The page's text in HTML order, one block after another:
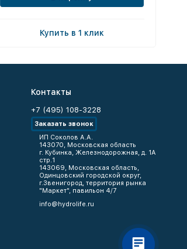
Купить в 1 клик
Контакты
+7 (495) 108-3228
Заказать звонок
ИП Соколов А.А.
143070, Московская область
г. Кубинка, Железнодорожная, д. 1А
стр.1
143069, Московская область,
Одинцовский городской округ,
г.Звенигород, территория рынка
"Маркет", павильон 4/7
info@hydrolife.ru